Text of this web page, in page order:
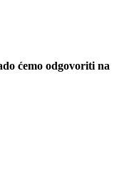
ćemo odgovoriti na